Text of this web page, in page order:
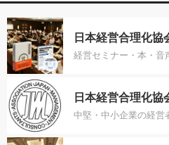
日本経営合理化協
経営セミナー・本・音
日本経営合理化協
中堅・中小企業の経営